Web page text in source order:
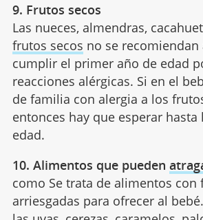
9. Frutos secos
Las nueces, almendras,
frutos secos no se recomiendan
cumplir el primer año de edad
reacciones alérgicas. Si en el
de familia con alergia a los
entonces hay que esperar hasta
edad.
10. Alimentos que pueden
como Se trata de alimentos con
arriesgadas para ofrecer al